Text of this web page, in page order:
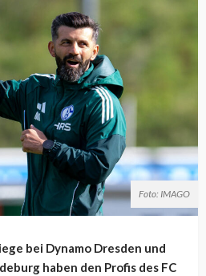
Foto: IMAGO
bei Dynamo Dresden und
haben den Profis des FC